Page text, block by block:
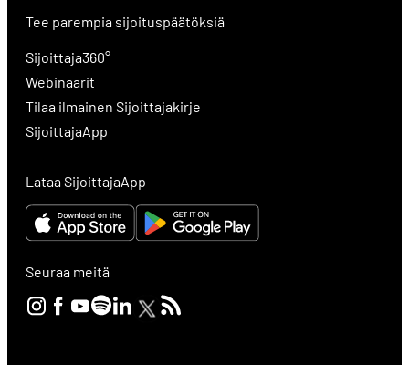
Tee parempia sijoituspäätöksiä
Sijoittaja360°
Webinaarit
Tilaa ilmainen Sijoittajakirje
SijoittajaApp
Lataa SijoittajaApp
Seuraa meitä